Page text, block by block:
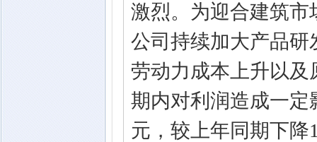
激烈。为迎合建筑
公司持续加大产品
劳动力成本上升以
期内对利润造成一定
元，较上年同期下降